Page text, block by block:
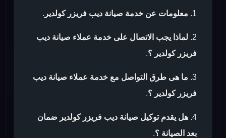
معلومات عن خدمة صيانة ديب فريزر كولدير .
لماذا يجب الاتصال على خدمة عملاء صيانة ديب
فريزر كولدير ؟.
ما هى طرق التواصل مع خدمة عملاء صيانة ديب
فريزر كولدير ؟.
هل يقدم توكيل صيانة ديب فريزر كولدير ضمان
بعد الصيانة ؟.